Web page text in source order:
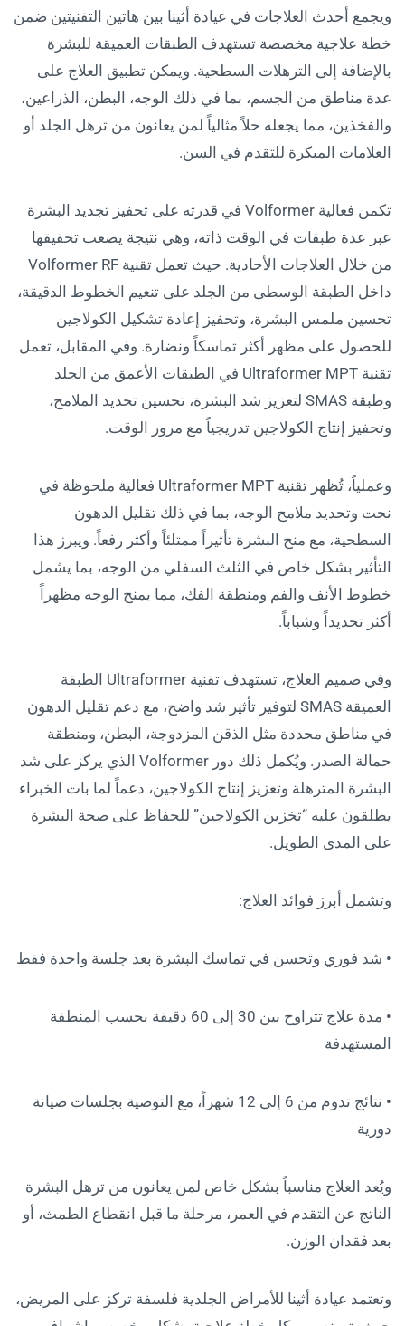
ويجمع أحدث العلاجات في عيادة أثينا بين هاتين التقنيتين ضمن
خطة علاجية مخصصة تستهدف الطبقات العميقة للبشرة
بالإضافة إلى الترهلات السطحية. ويمكن تطبيق العلاج على
عدة مناطق من الجسم، بما في ذلك الوجه، البطن، الذراعين،
والفخذين، مما يجعله حلاً مثالياً لمن يعانون من ترهل الجلد أو
العلامات المبكرة للتقدم في السن.
تكمن فعالية Volformer في قدرته على تحفيز تجديد البشرة
عبر عدة طبقات في الوقت ذاته، وهي نتيجة يصعب تحقيقها
من خلال العلاجات الأحادية. حيث تعمل تقنية Volformer RF
داخل الطبقة الوسطى من الجلد على تنعيم الخطوط الدقيقة،
تحسين ملمس البشرة، وتحفيز إعادة تشكيل الكولاجين
للحصول على مظهر أكثر تماسكاً ونضارة. وفي المقابل، تعمل
تقنية Ultraformer MPT في الطبقات الأعمق من الجلد
وطبقة SMAS لتعزيز شد البشرة، تحسين تحديد الملامح،
وتحفيز إنتاج الكولاجين تدريجياً مع مرور الوقت.
وعملياً، تُظهر تقنية Ultraformer MPT فعالية ملحوظة في
نحت وتحديد ملامح الوجه، بما في ذلك تقليل الدهون
السطحية، مع منح البشرة تأثيراً ممتلئاً وأكثر رفعاً. ويبرز هذا
التأثير بشكل خاص في الثلث السفلي من الوجه، بما يشمل
خطوط الأنف والفم ومنطقة الفك، مما يمنح الوجه مظهراً
أكثر تحديداً وشباباً.
وفي صميم العلاج، تستهدف تقنية Ultraformer الطبقة
العميقة SMAS لتوفير تأثير شد واضح، مع دعم تقليل الدهون
في مناطق محددة مثل الذقن المزدوجة، البطن، ومنطقة
حمالة الصدر. ويُكمل ذلك دور Volformer الذي يركز على شد
البشرة المترهلة وتعزيز إنتاج الكولاجين، دعماً لما بات الخبراء
يطلقون عليه “تخزين الكولاجين” للحفاظ على صحة البشرة
على المدى الطويل.
وتشمل أبرز فوائد العلاج:
• شد فوري وتحسن في تماسك البشرة بعد جلسة واحدة فقط
• مدة علاج تتراوح بين 30 إلى 60 دقيقة بحسب المنطقة
المستهدفة
• نتائج تدوم من 6 إلى 12 شهراً، مع التوصية بجلسات صيانة
دورية
ويُعد العلاج مناسباً بشكل خاص لمن يعانون من ترهل البشرة
الناتج عن التقدم في العمر، مرحلة ما قبل انقطاع الطمث، أو
بعد فقدان الوزن.
وتعتمد عيادة أثينا للأمراض الجلدية فلسفة تركز على المريض،